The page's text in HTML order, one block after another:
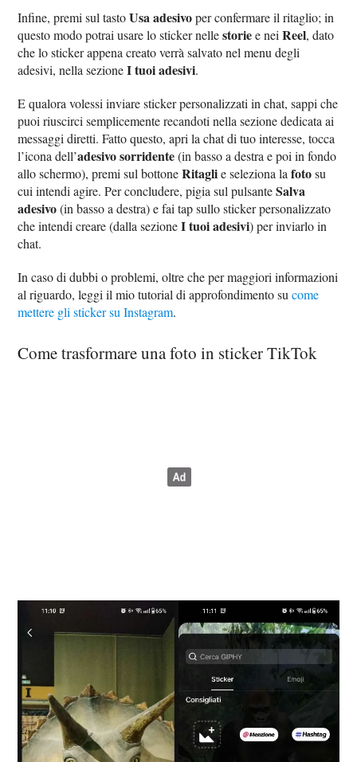
Infine, premi sul tastoUsa adesivoper confermare il ritaglio; in
questo modo potrai usare lo sticker nellestoriee neiReel, dato
che lo sticker appena creato verrà salvato nel menu degli
adesivi, nella sezioneI tuoi adesivi.
E qualora volessi inviare sticker personalizzati in chat, sappi che
puoi riuscirci semplicemente recandoti nella sezione dedicata ai
messaggi diretti. Fatto questo, apri la chat di tuo interesse, tocca
l’icona dell’adesivo sorridente(in basso a destra e poi in fondo
allo schermo), premi sul bottoneRitaglie seleziona lafotosu
cui intendi agire. Per concludere, pigia sul pulsanteSalva
adesivo(in basso a destra) e fai tap sullo sticker personalizzato
che intendi creare (dalla sezioneI tuoi adesivi) per inviarlo in
chat.
In caso di dubbi o problemi, oltre che per maggiori informazioni
al riguardo, leggi il mio tutorial di approfondimento sucome
mettere gli sticker su Instagram.
Come trasformare una foto in sticker TikTok